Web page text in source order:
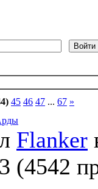
45 46 47 ... 67 »
Flanker
(4542